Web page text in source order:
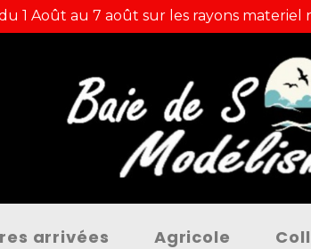
1 Août au 7 août sur les rayons
arrivées Agricole